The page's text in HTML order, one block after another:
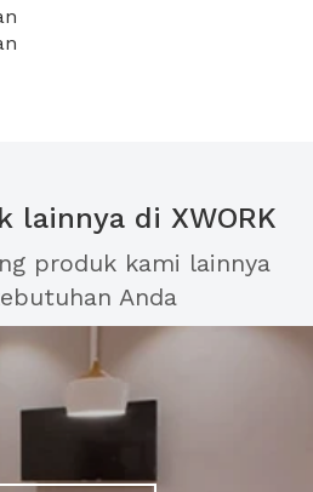
lainnya di XWORK
produk kami lainnya
Anda